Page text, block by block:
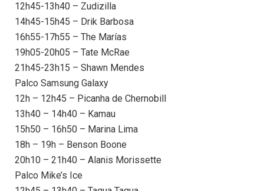
12h45-13h40 – Zudizilla
14h45-15h45 – Drik Barbosa
16h55-17h55 – The Marías
19h05-20h05 – Tate McRae
21h45-23h15 – Shawn Mendes
Palco Samsung Galaxy
12h – 12h45 – Picanha de Chernobill
13h40 – 14h40 – Kamau
15h50 – 16h50 – Marina Lima
18h – 19h – Benson Boone
20h10 – 21h40 – Alanis Morissette
Palco Mike’s Ice